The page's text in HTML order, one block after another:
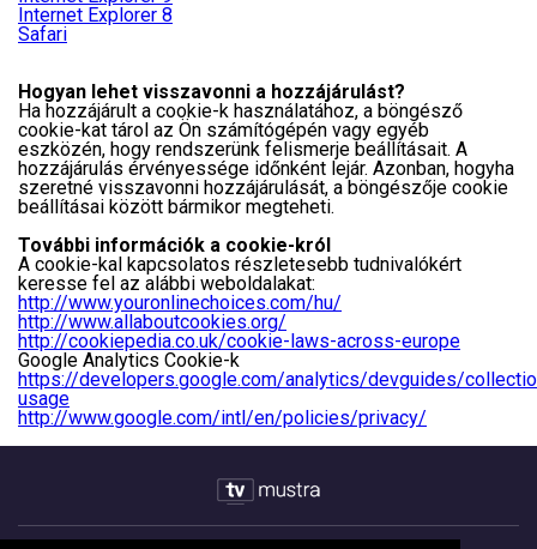
Internet Explorer 8
Safari
Hogyan lehet visszavonni a hozzájárulást?
Ha hozzájárult a cookie-k használatához, a böngésző
cookie-kat tárol az Ön számítógépén vagy egyéb
eszközén, hogy rendszerünk felismerje beállításait. A
hozzájárulás érvényessége időnként lejár. Azonban, hogyha
szeretné visszavonni hozzájárulását, a böngészője cookie
beállításai között bármikor megteheti.
További információk a cookie-król
A cookie-kal kapcsolatos részletesebb tudnivalókért
keresse fel az alábbi weboldalakat:
http://www.youronlinechoices.com/hu/
http://www.allaboutcookies.org/
http://cookiepedia.co.uk/cookie-laws-across-europe
Google Analytics Cookie-k
https://developers.google.com/analytics/devguides/
usage
http://www.google.com/intl/en/policies/privacy/